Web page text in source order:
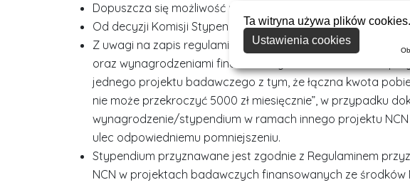
Dopuszcza się możliwość nierozstrzygnięcia konkursu.
Od decyzji Komisji Stypendialnej nie przysługuje odwołanie.
Z uwagi na zapis regulaminu NCN: „Stypendium naukowe
oraz wynagrodzeniami finansowanymi ze środków NCN
jednego projektu badawczego z tym, że łączna kwota
nie może przekroczyć 5000 zł miesięcznie”, w przypadku
wynagrodzenie/stypendium w ramach innego projektu
ulec odpowiedniemu pomniejszeniu.
Stypendium przyznawane jest zgodnie z Regulaminem
NCN w projektach badawczych finansowanych ze
Ta witryna używa plików cookies.
Ustawienia cookies